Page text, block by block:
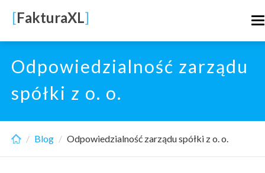
main
content
[FakturaXL]
Odpowiedzialność zarządu
spółki z o. o.
Blog Odpowiedzialność zarządu spółki z o. o.